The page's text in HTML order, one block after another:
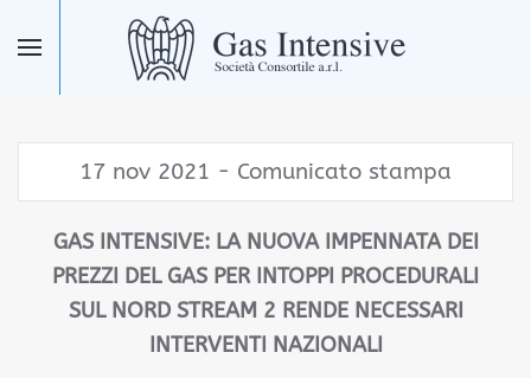
Skip to main content
17 nov 2021 - Comunicato stampa
GAS INTENSIVE: LA NUOVA IMPENNATA DEI
PREZZI DEL GAS PER INTOPPI PROCEDURALI
SUL NORD STREAM 2 RENDE NECESSARI
INTERVENTI NAZIONALI